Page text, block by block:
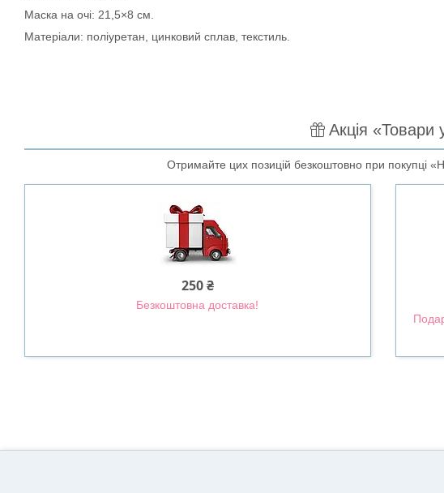
Маска на очі: 21,5×8 см.
Матеріали: поліуретан, цинковий сплав, текстиль.
Акція «Товари
Отримайте цих позицій безкоштовно при покупці
250 ₴
Безкоштовна доставка!